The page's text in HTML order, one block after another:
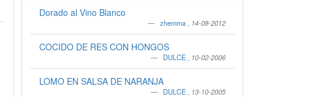
Dorado al Vino Blanco
zhemma 14-08-2012
COCIDO DE RES CON HONGOS
DULCE 10-02-2006
LOMO EN SALSA DE NARANJA
DULCE 13-10-2005